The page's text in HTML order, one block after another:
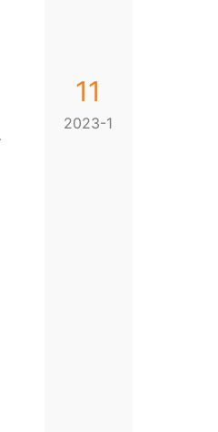
11
2023-1